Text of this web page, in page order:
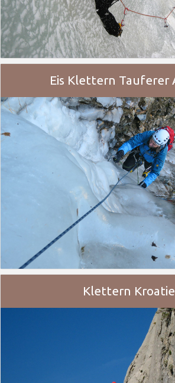
Eis Klettern Tauferer
Klettern